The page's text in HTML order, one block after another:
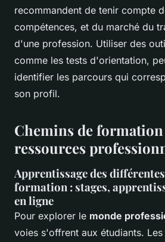
recommandent de tenir compte
compétences, et du marché du
d'une profession. Utiliser des
comme les tests d'orientation,
identifier les parcours qui
son profil.
Chemins de
ressources
Apprentissage des
formation : stages,
en ligne
Pour explorer le monde
voies s'offrent aux étudiants. Les